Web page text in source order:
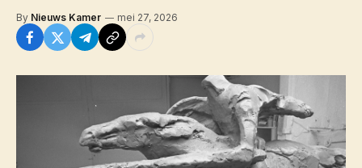
By Nieuws Kamer mei 27, 2026